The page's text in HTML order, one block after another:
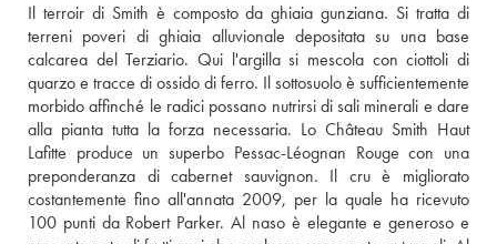
Il terroir di Smith è composto da ghiaia gunziana. Si tratta di
terreni poveri di ghiaia alluvionale depositata su una base
calcarea del Terziario. Qui l'argilla si mescola con ciottoli di
quarzo e tracce di ossido di ferro. Il sottosuolo è sufficientemente
morbido affinché le radici possano nutrirsi di sali minerali e dare
alla pianta tutta la forza necessaria. Lo Château Smith Haut
Lafitte produce un superbo Pessac-Léognan Rouge con una
preponderanza di cabernet sauvignon. Il cru è migliorato
costantemente fino all'annata 2009, per la quale ha ricevuto
100 punti da Robert Parker. Al naso è elegante e generoso e